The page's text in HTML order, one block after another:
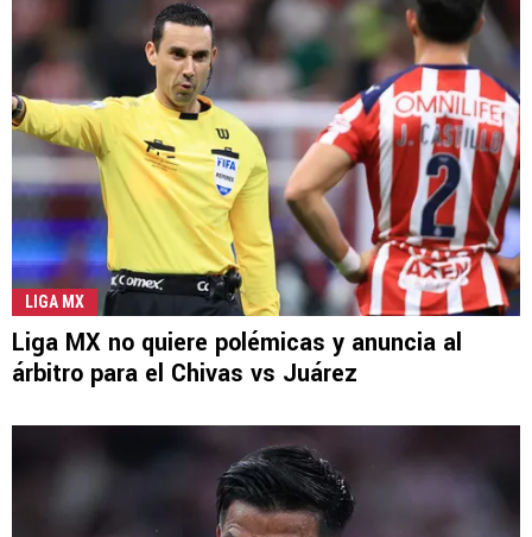
LIGA MX
Liga MX no quiere polémicas y anuncia al
árbitro para el Chivas vs Juárez